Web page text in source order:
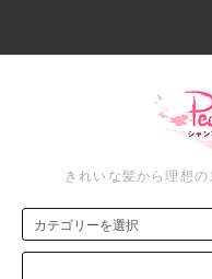
きれいな髪から理想